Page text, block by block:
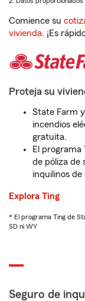
Comience su
vivienda. ¡Es
Proteja su
State Farm
incendios
gratuita.
El programa
de póliza de
inquilinos de
Explora Ting
* El programa Ting de
SD ni WY
Seguro de